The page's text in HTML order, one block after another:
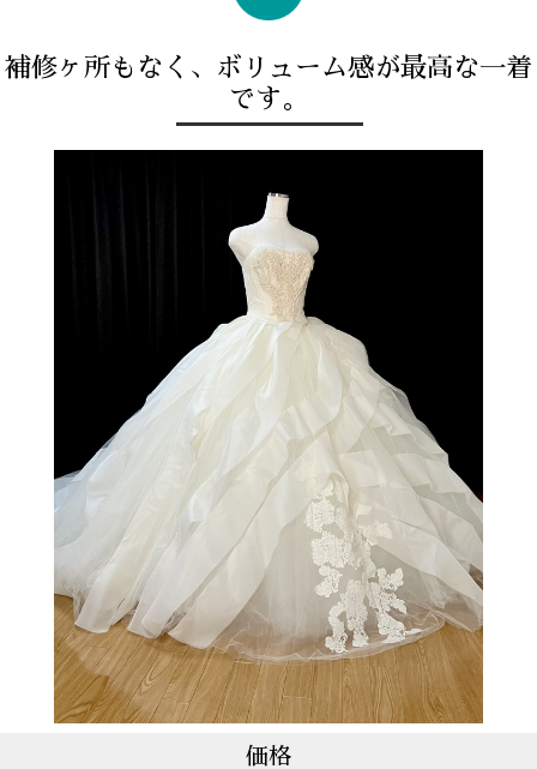
補修ヶ所もなく、ボリューム感が最高な一着
です。
価格